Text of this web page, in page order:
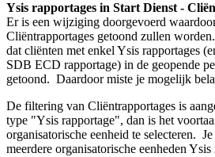
Ysis rapportages in Start Dienst -
Er is een wijziging doorgevoerd
Cliëntrapportages getoond zullen
dat cliënten met enkel Ysis rapportages
SDB ECD rapportage) in de geopende
getoond. Daardoor miste je mogelijk
De filtering van Cliëntrapportages is
type "Ysis rapportage", dan is het
organisatorische eenheid te selecteren.
meerdere organisatorische eenheden